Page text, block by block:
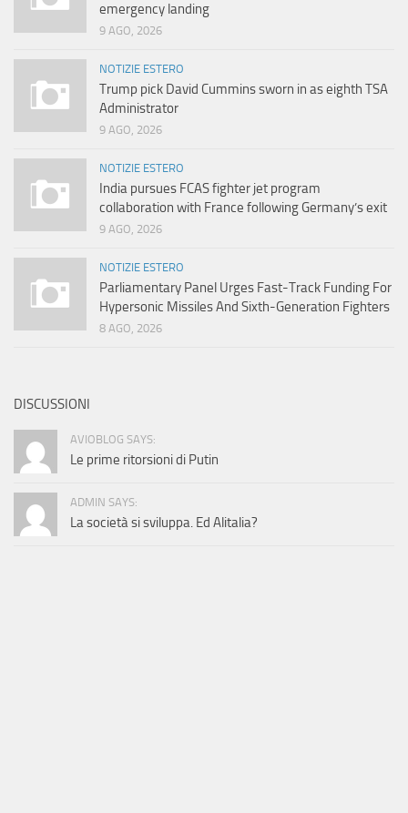
emergency landing
9 AGO, 2026
NOTIZIE ESTERO
Trump pick David Cummins sworn in as eighth TSA
Administrator
9 AGO, 2026
NOTIZIE ESTERO
India pursues FCAS fighter jet program
collaboration with France following Germany’s exit
9 AGO, 2026
NOTIZIE ESTERO
Parliamentary Panel Urges Fast-Track Funding For
Hypersonic Missiles And Sixth-Generation Fighters
8 AGO, 2026
DISCUSSIONI
AVIOBLOG SAYS:
Le prime ritorsioni di Putin
ADMIN SAYS:
La società si sviluppa. Ed Alitalia?